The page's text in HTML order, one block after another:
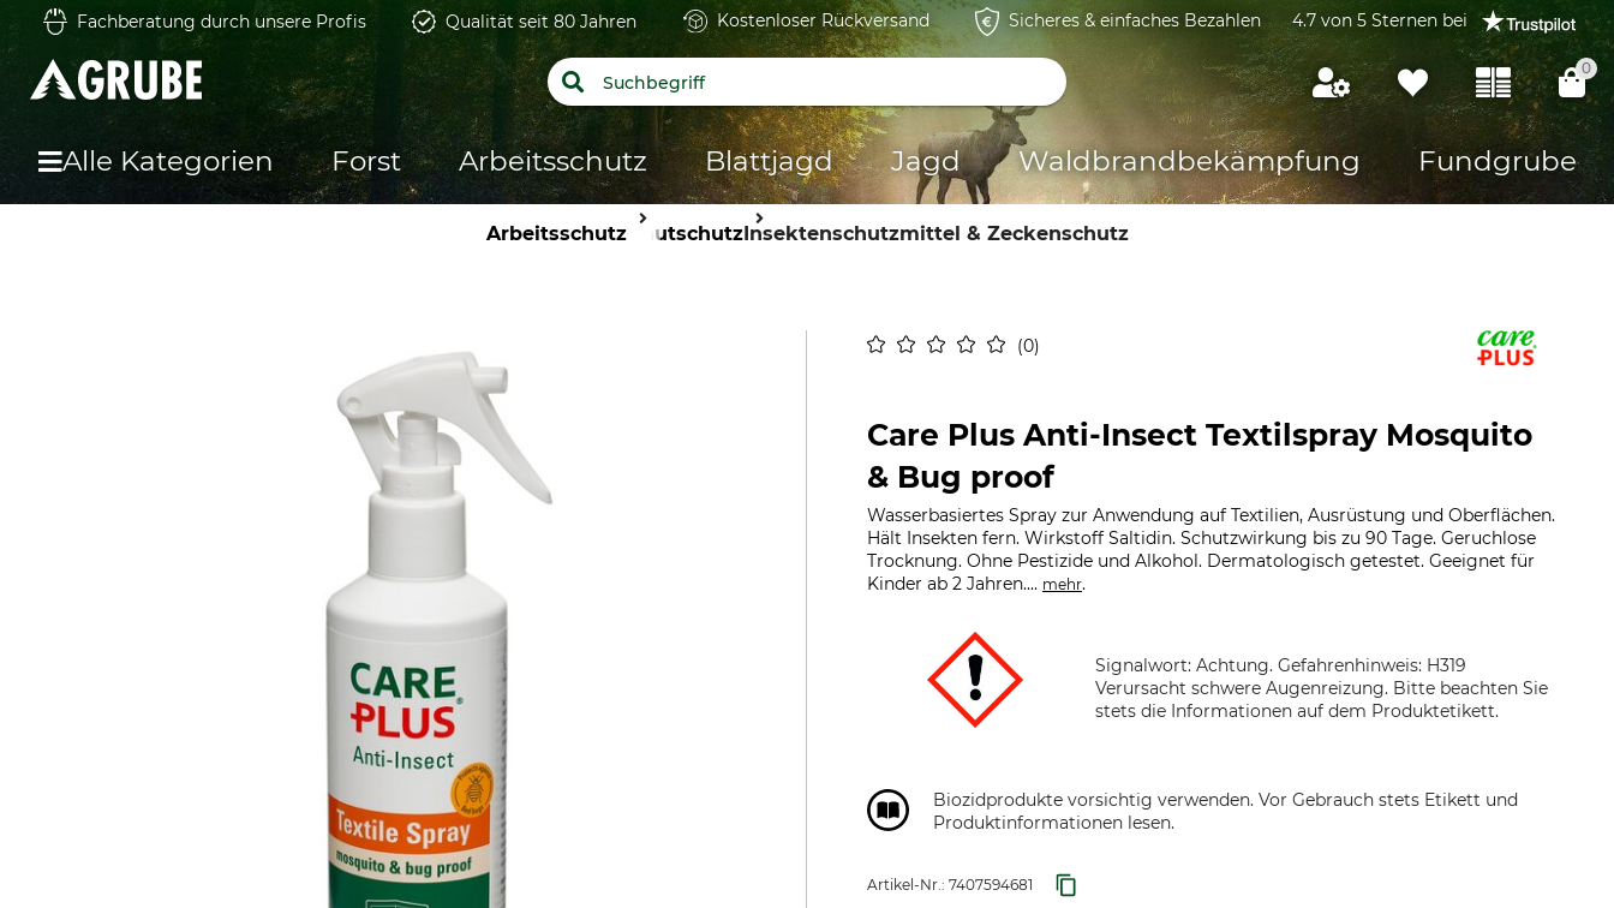
Fachberatung durch unsere Profis Qualität seit 80 Jahren Kostenloser Rückversand Sicheres & einfaches Bezahlen 4.7 von 5 Sternen bei
0
Alle Kategorien Forst Arbeitsschutz Blattjagd Jagd Waldbrandbekämpfung Fundgrube
ArbeitsschutzHautschutzInsektenschutzmittel & Zeckenschutz
0
Care Plus Anti-Insect Textilspray Mosquito
& Bug proof
Wasserbasiertes Spray zur Anwendung auf Textilien, Ausrüstung und Oberflächen.
Hält Insekten fern. Wirkstoff Saltidin. Schutzwirkung bis zu 90 Tage. Geruchlose
Trocknung. Ohne Pestizide und Alkohol. Dermatologisch getestet. Geeignet für
Kinder ab 2 Jahren.... mehr.
Signalwort: Achtung. Gefahrenhinweis: H319
Verursacht schwere Augenreizung. Bitte beachten Sie
stets die Informationen auf dem Produktetikett.
Biozidprodukte vorsichtig verwenden. Vor Gebrauch stets Etikett und
Produktinformationen lesen.
Artikel-Nr.: 7407594681